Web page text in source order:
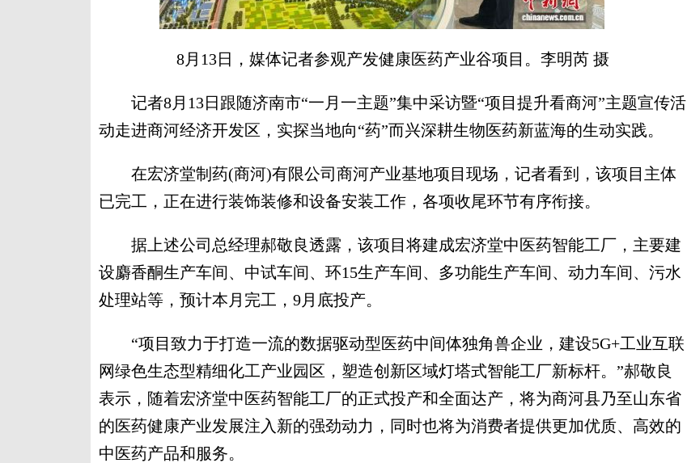
8月13日，媒体记者参观产发健康医药产业谷项目。李明芮 摄
记者8月13日跟随济南市“一月一主题”集中采访暨“项目提升看商河”主题宣传活
动走进商河经济开发区，实探当地向“药”而兴深耕生物医药新蓝海的生动实践。
在宏济堂制药(商河)有限公司商河产业基地项目现场，记者看到，该项目主体
已完工，正在进行装饰装修和设备安装工作，各项收尾环节有序衔接。
据上述公司总经理郝敬良透露，该项目将建成宏济堂中医药智能工厂，主要建
设麝香酮生产车间、中试车间、环15生产车间、多功能生产车间、动力车间、污水
处理站等，预计本月完工，9月底投产。
“项目致力于打造一流的数据驱动型医药中间体独角兽企业，建设5G+工业互联
网绿色生态型精细化工产业园区，塑造创新区域灯塔式智能工厂新标杆。”郝敬良
表示，随着宏济堂中医药智能工厂的正式投产和全面达产，将为商河县乃至山东省
的医药健康产业发展注入新的强劲动力，同时也将为消费者提供更加优质、高效的
中医药产品和服务。